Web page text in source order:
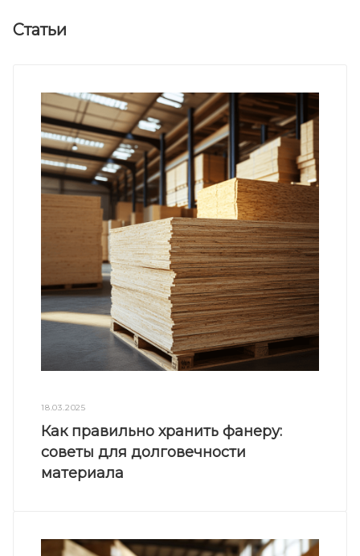
Статьи
18.03.2025
Как правильно хранить фанеру:
советы для долговечности
материала